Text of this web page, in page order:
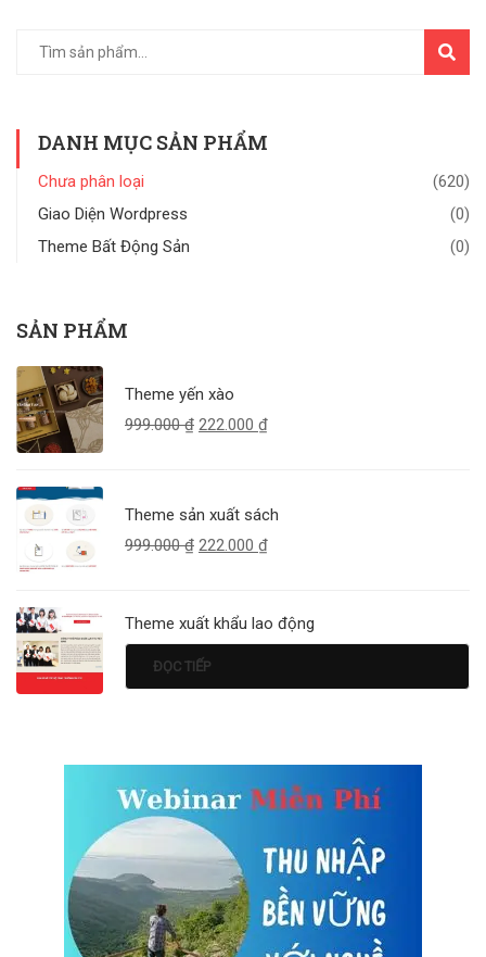
TÌM
KIẾM
DANH MỤC SẢN PHẨM
Chưa phân loại
(620)
Giao Diện Wordpress
(0)
Theme Bất Động Sản
(0)
SẢN PHẨM
Theme yến xào
999.000₫ 222.000 ₫
Theme sản xuất sách
999.000₫ 222.000 ₫
Theme xuất khẩu lao động
ĐỌC TIẾP